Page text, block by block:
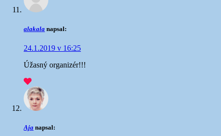
alakala napsal:
24.1.2019 v 16:25
Úžasný organizér!!!
Aja napsal: